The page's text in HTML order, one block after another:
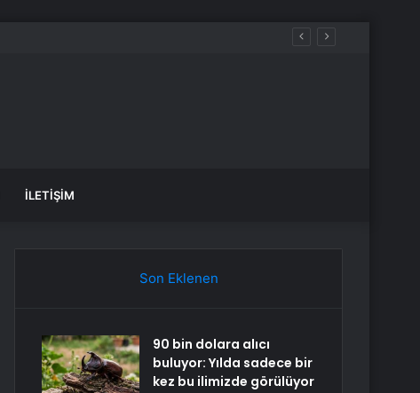
İLETIŞIM
Son Eklenen
90 bin dolara alıcı
buluyor: Yılda sadece bir
kez bu ilimizde görülüyor